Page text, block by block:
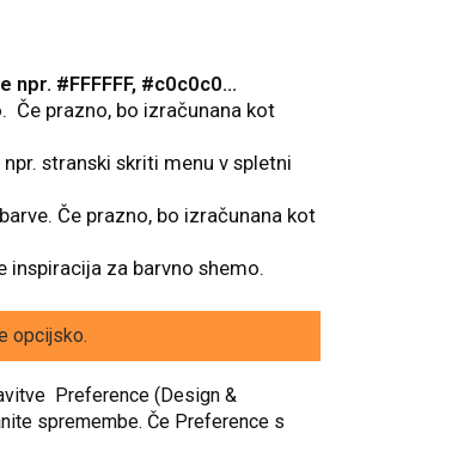
#FFFFFF, #c0c0c0...
Če prazno, bo izračunana kot
stranski skriti menu v spletni
Če prazno, bo izračunana kot
inspiracija za barvno shemo.
opcijsko.
Preference (Design &
spremembe. Če Preference s